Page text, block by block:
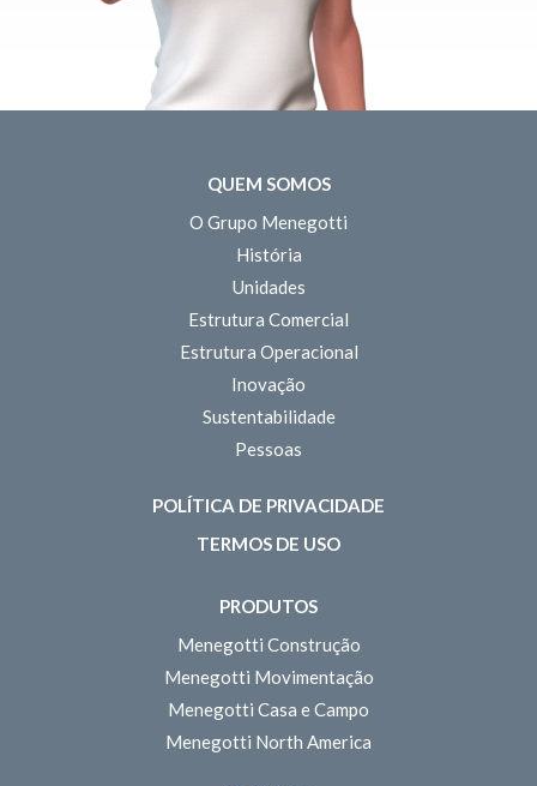
QUEM SOMOS
O Grupo Menegotti
História
Unidades
Estrutura Comercial
Estrutura Operacional
Inovação
Sustentabilidade
Pessoas
POLÍTICA DE PRIVACIDADE
TERMOS DE USO
PRODUTOS
Menegotti Construção
Menegotti Movimentação
Menegotti Casa e Campo
Menegotti North America